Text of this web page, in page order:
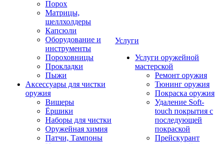
Порох
Матрицы,
шеллхолдеры
Капсюли
Оборудование и
инструменты
Пороховницы
Прокладки
Пыжи
Аксессуары для чистки
оружия
Вишеры
Ёршики
Наборы для чистки
Оружейная химия
Патчи, Тампоны
Услуги
Услуги оружейной
мастерской
Ремонт оружия
Тюнинг оружия
Покраска оружия
Удаление Soft-
touch покрытия с
последующей
покраской
Прейскурант